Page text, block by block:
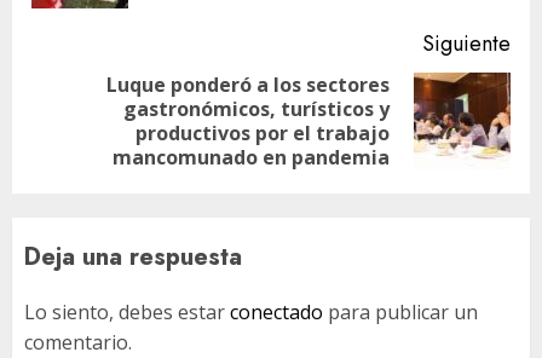
Siguiente
Siguiente
entrada:
Luque ponderó a los sectores
gastronómicos, turísticos y
productivos por el trabajo
mancomunado en pandemia
Deja una respuesta
Lo siento, debes estarconectado para publicar un
comentario.